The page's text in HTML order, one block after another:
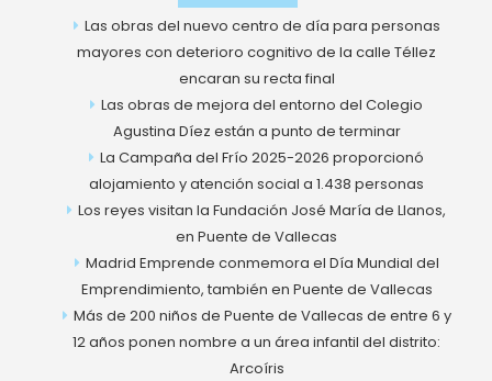
Las obras del nuevo centro de día para personas
mayores con deterioro cognitivo de la calle Téllez
encaran su recta final
Las obras de mejora del entorno del Colegio
Agustina Díez están a punto de terminar
La Campaña del Frío 2025-2026 proporcionó
alojamiento y atención social a 1.438 personas
Los reyes visitan la Fundación José María de Llanos,
en Puente de Vallecas
Madrid Emprende conmemora el Día Mundial del
Emprendimiento, también en Puente de Vallecas
Más de 200 niños de Puente de Vallecas de entre 6 y
12 años ponen nombre a un área infantil del distrito:
Arcoíris